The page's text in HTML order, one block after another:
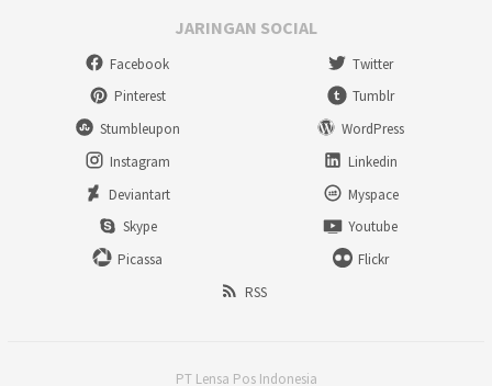
JARINGAN SOCIAL
Facebook
Twitter
Pinterest
Tumblr
Stumbleupon
WordPress
Instagram
Linkedin
Deviantart
Myspace
Skype
Youtube
Picassa
Flickr
RSS
PT Lensa Pos Indonesia